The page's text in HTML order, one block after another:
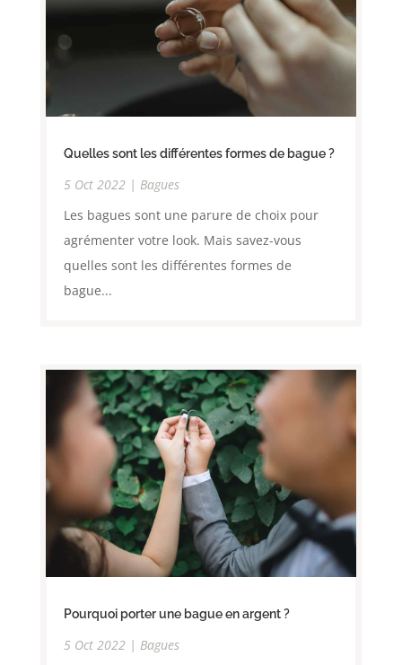
Quelles sont les différentes formes de bague ?
5 Oct 2022| Bagues
Les bagues sont une parure de choix pour
agrémenter votre look. Mais savez-vous
quelles sont les différentes formes de
bague...
Pourquoi porter une bague en argent ?
5 Oct 2022| Bagues